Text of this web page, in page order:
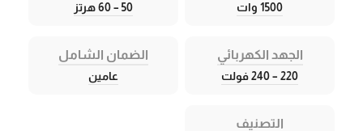
1500 وات 50 – 60 هرتز
الجهد الكهربائي
220 – 240 فولت
الضمان الشامل
عامين
التصنيف